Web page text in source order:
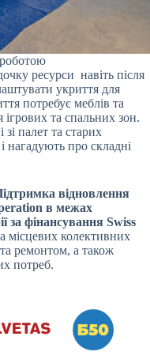
ресурси навіть після
укриття для
потребує меблів та
та спальних зон.
палет та старих
нагадують про складні
відновлення
в межах
за фінансування Swiss
місцевих колективних
та ремонтом, а також
потреб.